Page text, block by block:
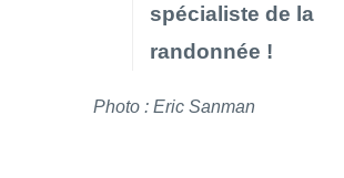
spécialiste de la
randonnée !
Photo : Eric Sanman